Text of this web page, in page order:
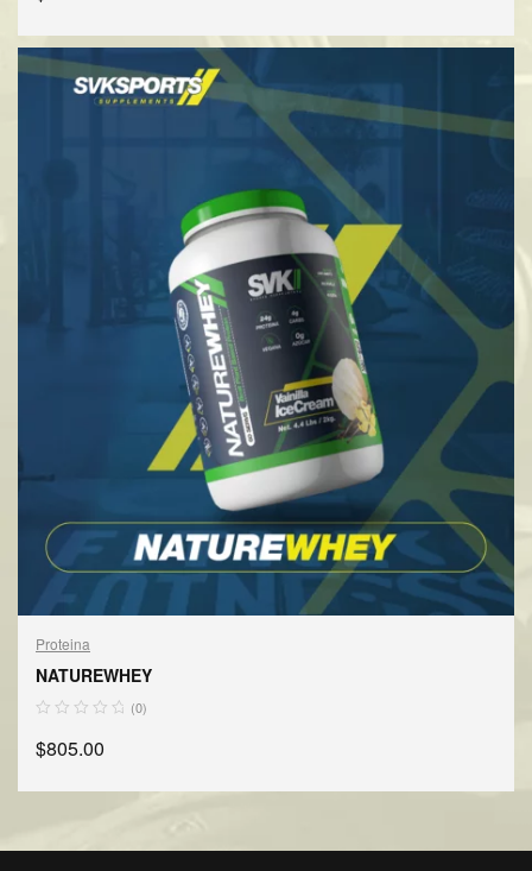
SELECCIONAR OPCIONES
Proteina
NATUREWHEY
(0)
$805.00